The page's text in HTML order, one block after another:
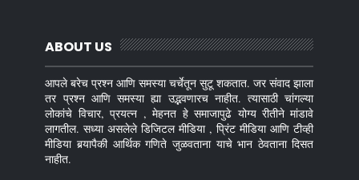
ABOUT US
आपले बरेच प्रश्न आणि समस्या चर्चेतून सुटू शकतात. जर संवाद झाला
तर प्रश्न आणि समस्या ह्या उद्भवणारच नाहीत. त्यासाठी चांगल्या
लोकांचे विचार, प्रयत्न , मेहनत हे समाजापुढे योग्य रीतीने मांडावे
लागतील. सध्या असलेले डिजिटल मीडिया , प्रिंट मीडिया आणि टीव्ही
मीडिया बर्‍यापैकी आर्थिक गणिते जुळवताना याचे भान ठेवताना दिसत
नाहीत.